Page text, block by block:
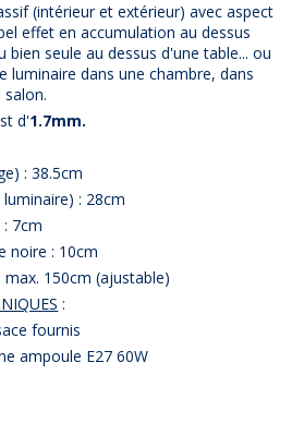
(intérieur et extérieur) avec aspect
effet en accumulation au dessus
seule au dessus d'une table... ou
luminaire dans une chambre, dans
salon.
d'1.7mm.
: 38.5cm
: 28cm
7cm
noire : 10cm
150cm (ajustable)
:
fournis
ampoule E27 60W